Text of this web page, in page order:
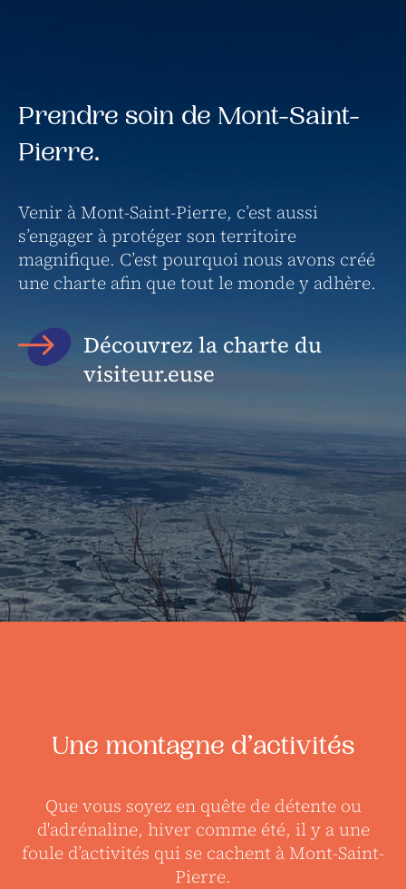
Prendre soin de Mont-Saint-
Pierre.
Venir à Mont-Saint-Pierre, c’est aussi
s’engager à protéger son territoire
magnifique. C’est pourquoi nous avons créé
une charte afin que tout le monde y adhère.
Découvrez la charte du
visiteur.euse
Une montagne d’activités
Que vous soyez en quête de détente ou
d'adrénaline, hiver comme été, il y a une
foule d’activités qui se cachent à Mont-Saint-
Pierre.